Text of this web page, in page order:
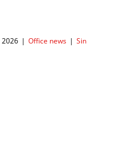
2026 | Office news | Sin